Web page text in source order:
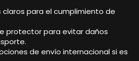
claros para el cumplimiento de
protector para evitar daños
de envío internacional si es